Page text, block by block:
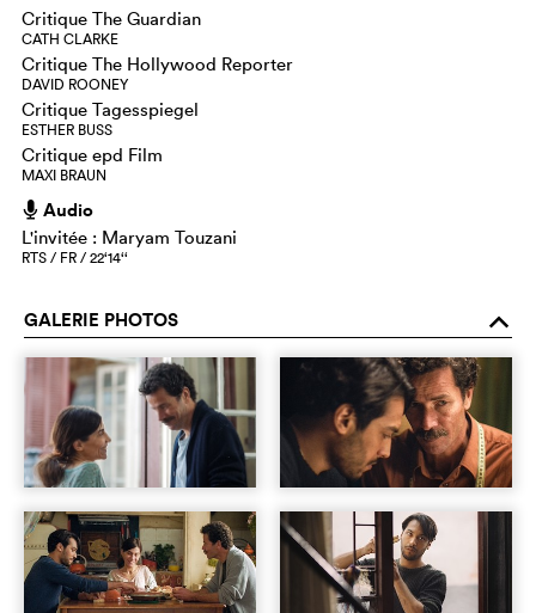
Critique The Guardian
CATH CLARKE
Critique The Hollywood Reporter
DAVID ROONEY
Critique Tagesspiegel
ESTHER BUSS
Critique epd Film
MAXI BRAUN
h Audio
L'invitée : Maryam Touzani
RTS / FR / 22‘14‘‘
GALERIE PHOTOS o